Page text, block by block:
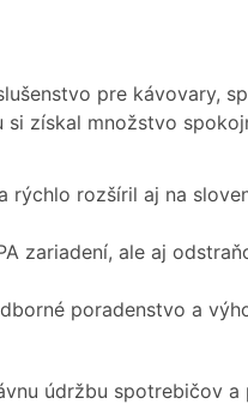
pre kávovary,
si získal množstvo
rýchlo rozšíril aj na
zariadení, ale aj
poradenstvo a
údržbu spotrebičov a